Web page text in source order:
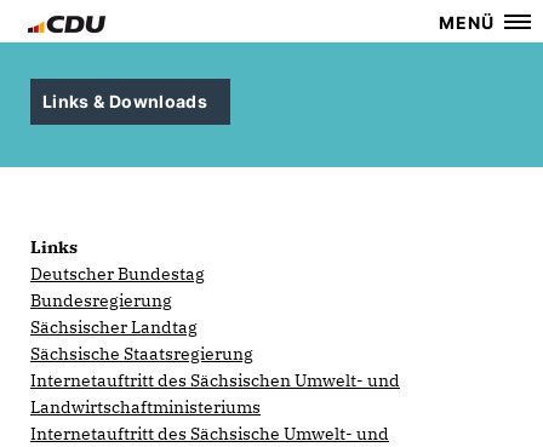
MENÜ
Links & Downloads
Links
Deutscher Bundestag
Bundesregierung
Sächsischer Landtag
Sächsische Staatsregierung
Internetauftritt des Sächsischen Umwelt- und
Landwirtschaftministeriums
Internetauftritt des Sächsische Umwelt- und